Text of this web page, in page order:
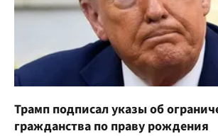
Трамп подписал указы об
гражданства по праву рождения